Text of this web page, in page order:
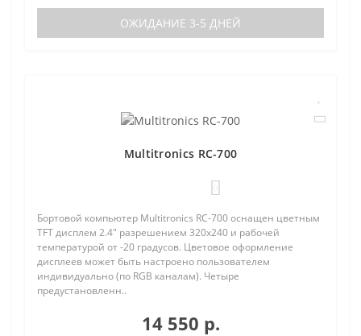
ОЖИДАНИЕ 3-5 ДНЕЙ
Multitronics RC-700
Бортовой компьютер Multitronics RC-700 оснащен цветным
TFT дисплем 2.4" разрешением 320х240 и рабочей
температурой от -20 градусов. Цветовое оформление
дисплеев может быть настроено пользователем
индивидуально (по RGB каналам). Четыре
предустановленн..
14 550 р.